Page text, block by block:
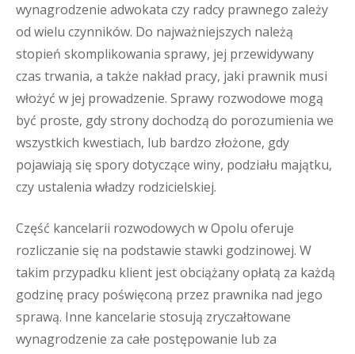
wynagrodzenie adwokata czy radcy prawnego zależy
od wielu czynników. Do najważniejszych należą
stopień skomplikowania sprawy, jej przewidywany
czas trwania, a także nakład pracy, jaki prawnik musi
włożyć w jej prowadzenie. Sprawy rozwodowe mogą
być proste, gdy strony dochodzą do porozumienia we
wszystkich kwestiach, lub bardzo złożone, gdy
pojawiają się spory dotyczące winy, podziału majątku,
czy ustalenia władzy rodzicielskiej.
Część kancelarii rozwodowych w Opolu oferuje
rozliczanie się na podstawie stawki godzinowej. W
takim przypadku klient jest obciążany opłatą za każdą
godzinę pracy poświęconą przez prawnika nad jego
sprawą. Inne kancelarie stosują zryczałtowane
wynagrodzenie za całe postępowanie lub za